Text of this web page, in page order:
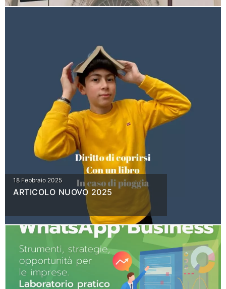
18 Febbraio 2025
ARTICOLO NUOVO 2025